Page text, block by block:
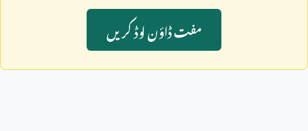
مفت ڈاؤن لوڈ کريں